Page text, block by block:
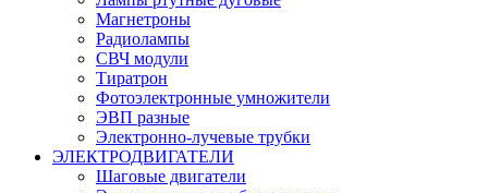
Магнетроны
Радиолампы
СВЧ модули
Тиратрон
Фотоэлектронные умножители
ЭВП разные
Электронно-лучевые трубки
ЭЛЕКТРОДВИГАТЕЛИ
Шаговые двигатели